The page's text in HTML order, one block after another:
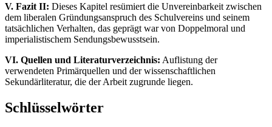
V. Fazit II: Dieses Kapitel resümiert die Unvereinbarkeit zwischen
dem liberalen Gründungsanspruch des Schulvereins und seinem
tatsächlichen Verhalten, das geprägt war von Doppelmoral und
imperialistischem Sendungsbewusstsein.
VI. Quellen und Literaturverzeichnis: Auflistung der
verwendeten Primärquellen und der wissenschaftlichen
Sekundärliteratur, die der Arbeit zugrunde liegen.
Schlüsselwörter